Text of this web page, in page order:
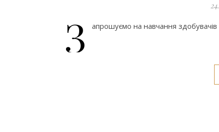
З апрошуємо на навчання здобувачів